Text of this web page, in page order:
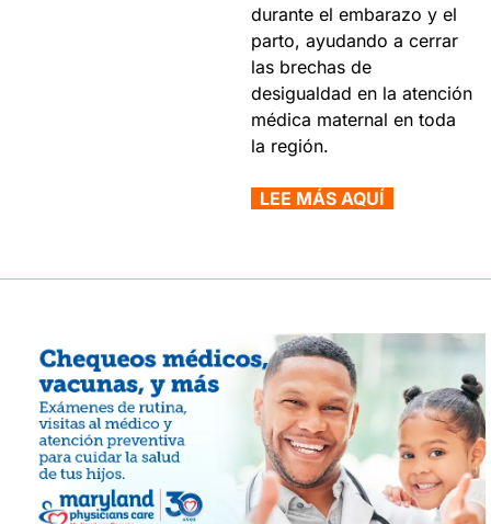
durante el embarazo y el
parto, ayudando a cerrar
las brechas de
desigualdad en la atención
médica maternal en toda
la región.
  LEE MÁS AQUÍ